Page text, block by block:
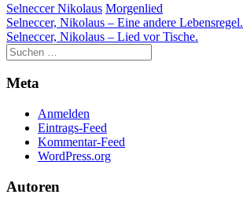
Selneccer Nikolaus Morgenlied
Beitragsnavigation
Selneccer, Nikolaus – Eine andere Lebensregel.
Selneccer, Nikolaus – Lied vor Tische.
Meta
Anmelden
Eintrags-Feed
Kommentar-Feed
WordPress.org
Autoren